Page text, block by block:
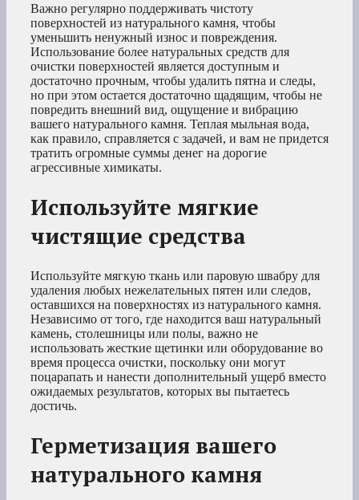
Важно регулярно поддерживать чистоту
поверхностей из натурального камня, чтобы
уменьшить ненужный износ и повреждения.
Использование более натуральных средств для
очистки поверхностей является доступным и
достаточно прочным, чтобы удалить пятна и следы,
но при этом остается достаточно щадящим, чтобы не
повредить внешний вид, ощущение и вибрацию
вашего натурального камня. Теплая мыльная вода,
как правило, справляется с задачей, и вам не придется
тратить огромные суммы денег на дорогие
агрессивные химикаты.
Используйте мягкие
чистящие средства
Используйте мягкую ткань или паровую швабру для
удаления любых нежелательных пятен или следов,
оставшихся на поверхностях из натурального камня.
Независимо от того, где находится ваш натуральный
камень, столешницы или полы, важно не
использовать жесткие щетинки или оборудование во
время процесса очистки, поскольку они могут
поцарапать и нанести дополнительный ущерб вместо
ожидаемых результатов, которых вы пытаетесь
достичь.
Герметизация вашего
натурального камня